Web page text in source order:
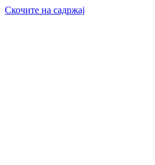
Скочите на садржај